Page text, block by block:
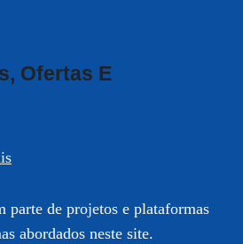
Ofertas E
parte de projetos e plataformas
abordados neste site.